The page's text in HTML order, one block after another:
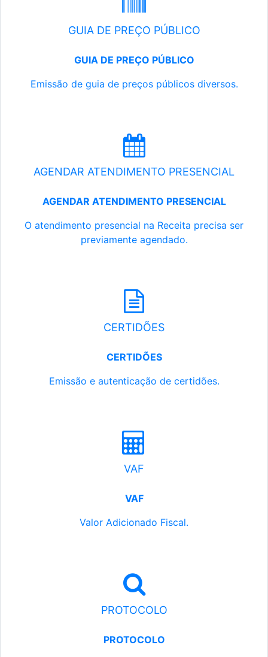
GUIA DE PREÇO PÚBLICO
GUIA DE PREÇO PÚBLICO
Emissão de guia de preços públicos diversos.
AGENDAR ATENDIMENTO PRESENCIAL
AGENDAR ATENDIMENTO PRESENCIAL
O atendimento presencial na Receita precisa ser
previamente agendado.
CERTIDÕES
CERTIDÕES
Emissão e autenticação de certidões.
VAF
VAF
Valor Adicionado Fiscal.
PROTOCOLO
PROTOCOLO